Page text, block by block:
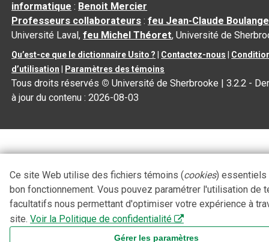
informatique : Benoit Mercier
Professeurs collaborateurs :feu Jean-Claude
Université Laval,feu Michel Théoret, Université de
Qu’est-ce que le dictionnaire Usito ? Contactez-nous
d’utilisation
Paramètres des témoins
Tous droits réservés © Université de Sherbrooke |3.2.2 -
à jour du contenu :2026-08-03
Ce site Web utilise des fichiers témoins (cookies) essentiels
bon fonctionnement. Vous pouvez paramétrer l'utilisation de
facultatifs nous permettant d'optimiser votre expérience à
site. Voir la Politique de confidentialité
Gérer les paramètres